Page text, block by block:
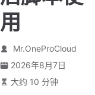
用
Mr.OneProCloud
2026年8月7日
大约 10 分钟